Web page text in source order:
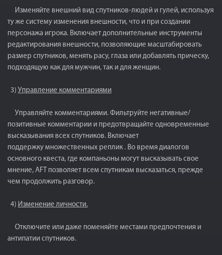
Изменяйте внешний вид спутников-людей и гулей, используя
ту же систему изменения внешности, что и при создании
персонажа игрока. Включает дополнительные инструменты
редактирования внешности, позволяющие масштабировать
размер спутников, менять расу, глаза или добавлять прическу,
подходящую как для мужчин, так и для женщин.
3) Управление комментариями
Управляйте комментариями. Фильтруйте негативные/
позитивные комментарии и предотвращайте одновременные
высказывания всех спутников. Включает
поддержку множественных реплик . Во время диалогов
основного квеста, где компаньоны могут высказывать свое
мнение, AFT позволяет всем спутникам высказаться, прежде
чем продолжить разговор.
4) Изменение личности.
Отключите или даже поменяйте местами предпочтения и
антипатии спутников.